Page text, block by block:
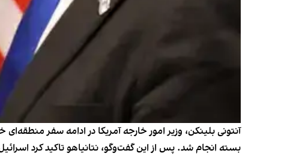
بسته انجام شد. پس از این گفت‌وگو، نتانیاهو تاکید کرد